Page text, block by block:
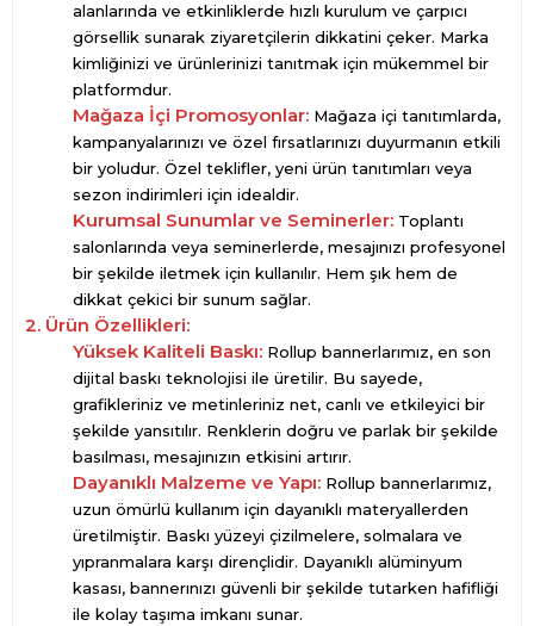
alanlarında ve etkinliklerde hızlı kurulum ve çarpıcı
görsellik sunarak ziyaretçilerin dikkatini çeker. Marka
kimliğinizi ve ürünlerinizi tanıtmak için mükemmel bir
platformdur.
Mağaza İçi Promosyonlar: Mağaza içi tanıtımlarda,
kampanyalarınızı ve özel fırsatlarınızı duyurmanın etkili
bir yoludur. Özel teklifler, yeni ürün tanıtımları veya
sezon indirimleri için idealdir.
Kurumsal Sunumlar ve Seminerler: Toplantı
salonlarında veya seminerlerde, mesajınızı profesyonel
bir şekilde iletmek için kullanılır. Hem şık hem de
dikkat çekici bir sunum sağlar.
2. Ürün Özellikleri:
Yüksek Kaliteli Baskı: Rollup bannerlarımız, en son
dijital baskı teknolojisi ile üretilir. Bu sayede,
grafikleriniz ve metinleriniz net, canlı ve etkileyici bir
şekilde yansıtılır. Renklerin doğru ve parlak bir şekilde
basılması, mesajınızın etkisini artırır.
Dayanıklı Malzeme ve Yapı: Rollup bannerlarımız,
uzun ömürlü kullanım için dayanıklı materyallerden
üretilmiştir. Baskı yüzeyi çizilmelere, solmalara ve
yıpranmalara karşı dirençlidir. Dayanıklı alüminyum
kasası, bannerınızı güvenli bir şekilde tutarken hafifliği
ile kolay taşıma imkanı sunar.